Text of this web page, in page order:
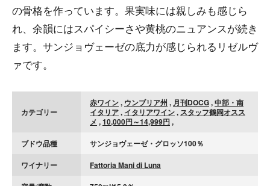
の骨格を作っています。果実味には親しみも感じら
れ、余韻にはスパイシーさや黄桃のニュアンスが続き
ます。サンジョヴェーゼの底力が感じられるリゼルヴ
ァです。
カテゴリー
赤ワイン, ウンブリア州 , 月刊DOCG,中部・南
イタリア, イタリアワイン, スタッフ鶴岡オスス
メ ,10,000円～14,999円 ,
ブドウ品種
サンジョヴェーゼ・グロッソ100％
ワイナリー
Fattoria Mani di Luna